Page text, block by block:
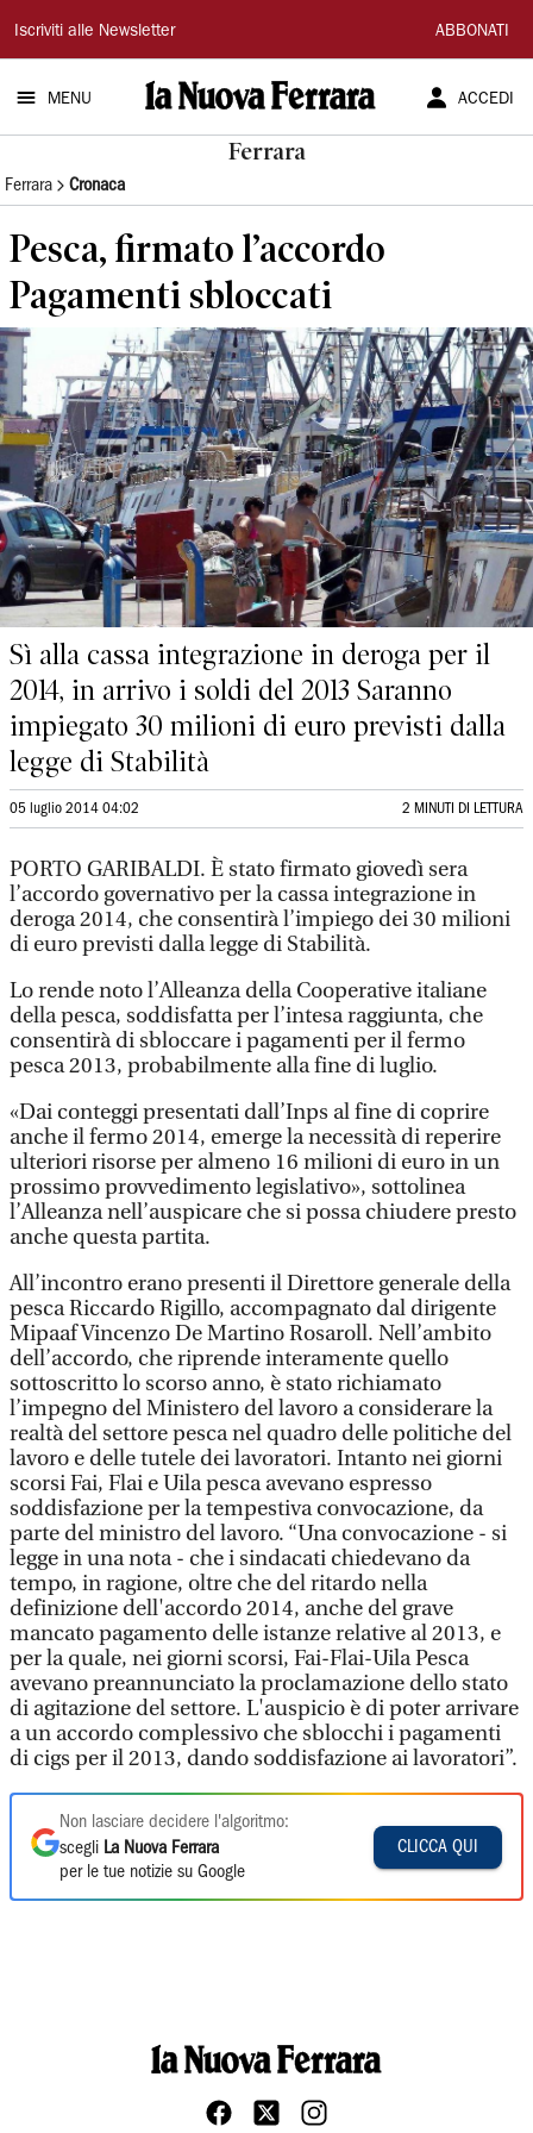
La
Nuova
Ferrara
Iscriviti alle Newsletter ABBONATI
MENU ACCEDI
Ferrara
Ferrara Cronaca
Pesca, firmato l’accordo
Pagamenti sbloccati
Sì alla cassa integrazione in deroga per il
2014, in arrivo i soldi del 2013 Saranno
impiegato 30 milioni di euro previsti dalla
legge di Stabilità
05 luglio 2014 04:02 2 MINUTI DI LETTURA
PORTO GARIBALDI. È stato firmato giovedì sera
l’accordo governativo per la cassa integrazione in
deroga 2014, che consentirà l’impiego dei 30 milioni
di euro previsti dalla legge di Stabilità.
Lo rende noto l’Alleanza della Cooperative italiane
della pesca, soddisfatta per l’intesa raggiunta, che
consentirà di sbloccare i pagamenti per il fermo
pesca 2013, probabilmente alla fine di luglio.
«Dai conteggi presentati dall’Inps al fine di coprire
anche il fermo 2014, emerge la necessità di reperire
ulteriori risorse per almeno 16 milioni di euro in un
prossimo provvedimento legislativo», sottolinea
l’Alleanza nell’auspicare che si possa chiudere presto
anche questa partita.
All’incontro erano presenti il Direttore generale della
pesca Riccardo Rigillo, accompagnato dal dirigente
Mipaaf Vincenzo De Martino Rosaroll. Nell’ambito
dell’accordo, che riprende interamente quello
sottoscritto lo scorso anno, è stato richiamato
l’impegno del Ministero del lavoro a considerare la
realtà del settore pesca nel quadro delle politiche del
lavoro e delle tutele dei lavoratori. Intanto nei giorni
scorsi Fai, Flai e Uila pesca avevano espresso
soddisfazione per la tempestiva convocazione, da
parte del ministro del lavoro. “Una convocazione - si
legge in una nota - che i sindacati chiedevano da
tempo, in ragione, oltre che del ritardo nella
definizione dell'accordo 2014, anche del grave
mancato pagamento delle istanze relative al 2013, e
per la quale, nei giorni scorsi, Fai-Flai-Uila Pesca
avevano preannunciato la proclamazione dello stato
di agitazione del settore. L'auspicio è di poter arrivare
a un accordo complessivo che sblocchi i pagamenti
di cigs per il 2013, dando soddisfazione ai lavoratori”.
Non lasciare decidere l'algoritmo:
scegli La Nuova Ferrara
per le tue notizie su Google
CLICCA QUI